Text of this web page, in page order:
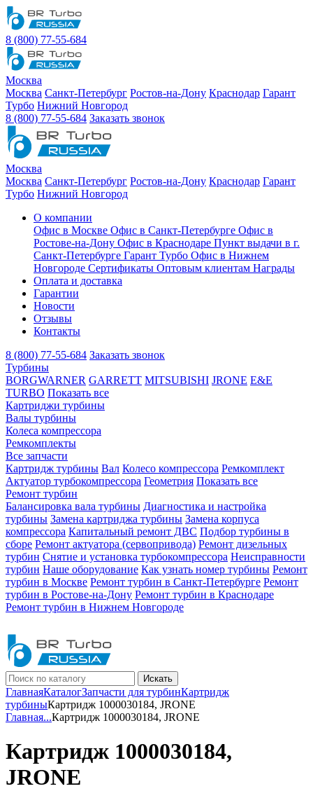
8 (800) 77-55-684
Москва
Москва Санкт-Петербург Ростов-на-Дону Краснодар Гарант
Турбо Нижний Новгород
8 (800) 77-55-684 Заказать звонок
Москва
Москва Санкт-Петербург Ростов-на-Дону Краснодар Гарант
Турбо Нижний Новгород
О компании
Офис в Москве Офис в Санкт-Петербурге Офис в
Ростове-на-Дону Офис в Краснодаре Пункт выдачи в г.
Санкт-Петербурге Гарант Турбо Офис в Нижнем
Новгороде Сертификаты Оптовым клиентам Награды
Оплата и доставка
Гарантии
Новости
Отзывы
Контакты
8 (800) 77-55-684 Заказать звонок
Турбины
BORGWARNER GARRETT MITSUBISHI JRONE E&E
TURBO Показать все
Картриджи турбины
Валы турбины
Колеса компрессора
Ремкомплекты
Все запчасти
Картридж турбины Вал Колесо компрессора Ремкомплект
Актуатор турбокомпрессора Геометрия Показать все
Ремонт турбин
Балансировка вала турбины Диагностика и настройка
турбины Замена картриджа турбины Замена корпуса
компрессора Капитальный ремонт ДВС Подбор турбины в
сборе Ремонт актуатора (сервопривода) Ремонт дизельных
турбин Снятие и установка турбокомпрессора Неисправности
турбин Наше оборудование Как узнать номер турбины Ремонт
турбин в Москве Ремонт турбин в Санкт-Петербурге Ремонт
турбин в Ростове-на-Дону Ремонт турбин в Краснодаре
Ремонт турбин в Нижнем Новгороде
Искать
ГлавнаяКаталогЗапчасти для турбинКартридж
турбиныКартридж 1000030184, JRONE
Главная...Картридж 1000030184, JRONE
Картридж 1000030184,
JRONE